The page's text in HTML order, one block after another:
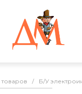
товаров / Б/У